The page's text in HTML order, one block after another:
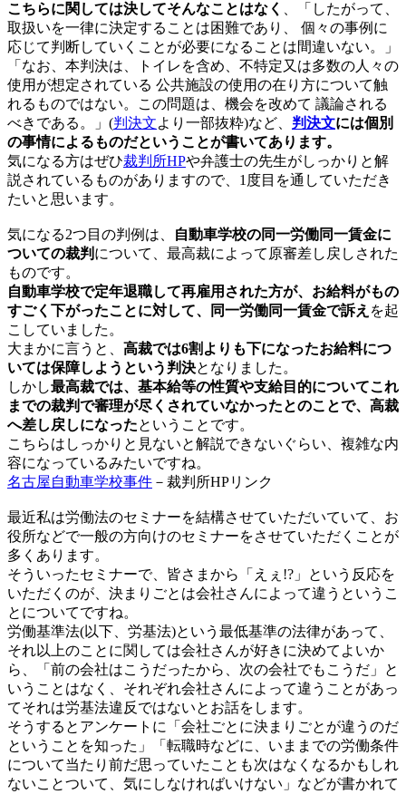
こちらに関しては決してそんなことはなく 、「したがって、
取扱いを一律に決定することは困難であり、 個々の事例に
応じて判断していくことが必要になることは間違いない。」
「なお、本判決は、トイレを含め、不特定又は多数の人々の
使用が想定されている 公共施設の使用の在り方について触
れるものではない。この問題は、機会を改めて 議論される
べきである。」(判決文より一部抜粋)など、 判決文には個別
の事情によるものだということが書いてあります。
気になる方はぜひ裁判所HPや弁護士の先生がしっかりと解
説されているものがありますので、1度目を通していただき
たいと思います。
気になる2つ目の判例は、
自動車学校の同一労働同一賃金に
ついての裁判 について、最高裁によって原審差し戻しされた
ものです。
自動車学校で定年退職して再雇用された方が、お給料がもの
すごく下がったことに対して、同一労働同一賃金で訴え を起
こしていました。
大まかに言うと、 高裁では6割よりも下になったお給料につ
いては保障しようという判決となりました。
しかし最高裁では、基本給等の性質や支給目的についてこれ
までの裁判で審理が尽くされていなかったとのことで、高裁
へ差し戻しになったということです。
こちらはしっかりと見ないと解説できないぐらい、複雑な内
容になっているみたいですね。
名古屋自動車学校事件 －裁判所HPリンク
最近私は労働法のセミナーを結構させていただいていて、お
役所などで一般の方向けのセミナーをさせていただくことが
多くあります。
そういったセミナーで、皆さまから「えぇ!?」という反応を
いただくのが、決まりごとは会社さんによって違うというこ
とについてですね。
労働基準法(以下、労基法)という最低基準の法律があって、
それ以上のことに関しては会社さんが好きに決めてよいか
ら、「前の会社はこうだったから、次の会社でもこうだ」と
いうことはなく、それぞれ会社さんによって違うことがあっ
てそれは労基法違反ではないとお話をします。
そうするとアンケートに「会社ごとに決まりごとが違うのだ
ということを知った」「転職時などに、いままでの労働条件
について当たり前だ思っていたことも次はなくなるかもしれ
ないことついて、気にしなければいけない」などが書かれて